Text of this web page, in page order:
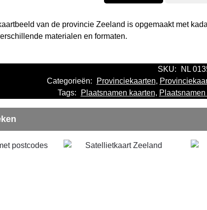
van de provincie Zeeland is opgemaakt met
materialen en formaten.
SKU:
NL
Categorieën:
Provinciekaarten,
Tags:
Plaatsnamen kaarten,